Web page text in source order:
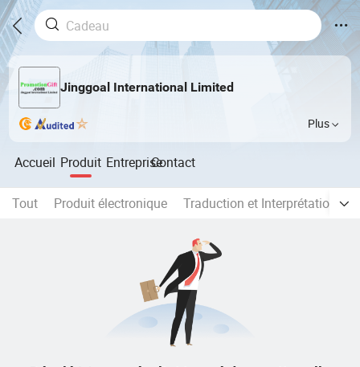
Jinggoal International Limited
Plus
Accueil Produit EntrepriseContact
Tout Produit électronique Traduction et Interprétation